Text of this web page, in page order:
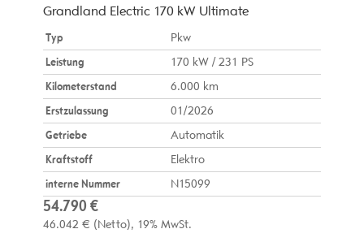
Grandland Electric 170 kW Ultimate
Typ
Pkw
Leistung
170 kW / 231 PS
Kilometerstand
6.000 km
Erstzulassung
01/2026
Getriebe
Automatik
Kraftstoff
Elektro
interne Nummer
N15099
54.790 €
46.042 € (Netto) 19% MwSt.